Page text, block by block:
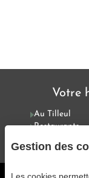
Votre
Au Tilleul
Restaurants
Gestion des